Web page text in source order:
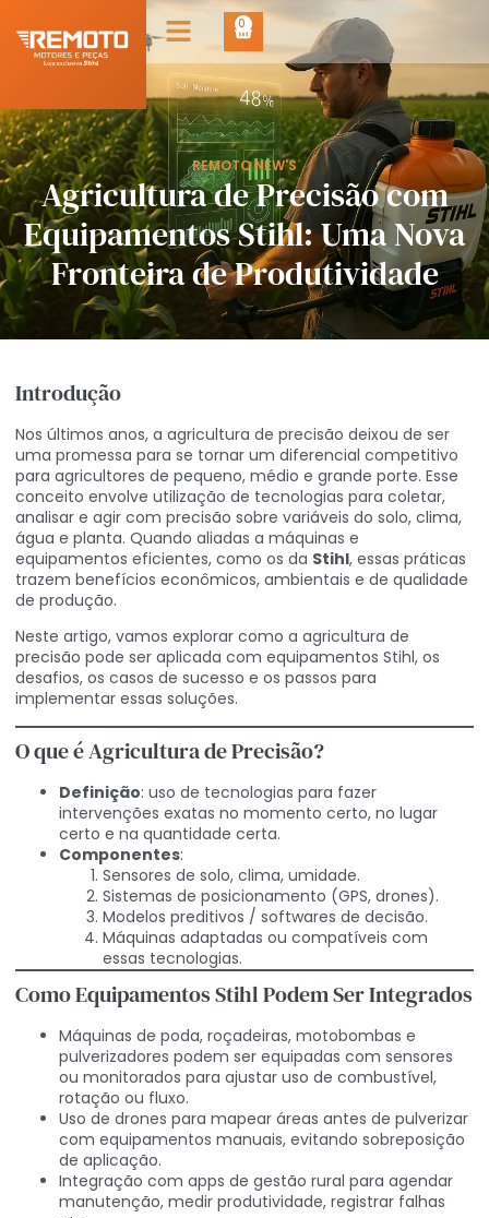
0
REMOTO NEW'S
Agricultura de Precisão com
Equipamentos Stihl: Uma Nova
Fronteira de Produtividade
Introdução
Nos últimos anos, a agricultura de precisão deixou de ser
uma promessa para se tornar um diferencial competitivo
para agricultores de pequeno, médio e grande porte. Esse
conceito envolve utilização de tecnologias para coletar,
analisar e agir com precisão sobre variáveis do solo, clima,
água e planta. Quando aliadas a máquinas e
equipamentos eficientes, como os da Stihl, essas práticas
trazem benefícios econômicos, ambientais e de qualidade
de produção.
Neste artigo, vamos explorar como a agricultura de
precisão pode ser aplicada com equipamentos Stihl, os
desafios, os casos de sucesso e os passos para
implementar essas soluções.
O que é Agricultura de Precisão?
Definição: uso de tecnologias para fazer
intervenções exatas no momento certo, no lugar
certo e na quantidade certa.
Componentes:
Sensores de solo, clima, umidade.
Sistemas de posicionamento (GPS, drones).
Modelos preditivos / softwares de decisão.
Máquinas adaptadas ou compatíveis com
essas tecnologias.
Como Equipamentos Stihl Podem Ser Integrados
Máquinas de poda, roçadeiras, motobombas e
pulverizadores podem ser equipadas com sensores
ou monitorados para ajustar uso de combustível,
rotação ou fluxo.
Uso de drones para mapear áreas antes de pulverizar
com equipamentos manuais, evitando sobreposição
de aplicação.
Integração com apps de gestão rural para agendar
manutenção, medir produtividade, registrar falhas